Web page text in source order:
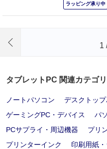
ラッピング承り中
1
タブレットPC 関連カテゴリ
ノートパソコン デスクトッ
ゲーミングPC・デバイス
パ
PCサプライ・周辺機器
プリ
プリンターインク
印刷用紙